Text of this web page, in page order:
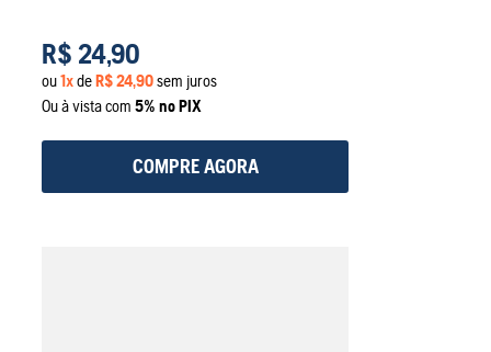
R$ 24,90
ou1xdeR$24,90sem juros
Ou à vista com 5% no PIX
COMPRE AGORA